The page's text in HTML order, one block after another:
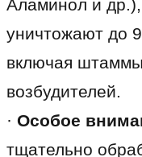
Аламинол и
уничтожают до
включая
возбудителей.
· Особое
тщательно